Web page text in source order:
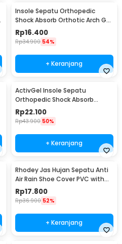
Insole Sepatu Orthopedic
Shock Absorb Orthotic Arch Gel
Foam S - ZYD17
Rp16.400
Rp34.900 54%
+ Keranjang
ActivGel Insole Sepatu
Orthopedic Shock Absorb
Silicone Gel S
Rp22.100
Rp43.900 50%
+ Keranjang
Rhodey Jas Hujan Sepatu Anti
Air Rain Shoe Cover PVC with
Zipper L - F-300
Rp17.800
Rp36.900 52%
+ Keranjang